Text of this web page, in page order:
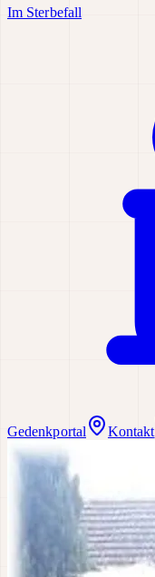
Im Sterbefall
Gedenkportal Kontakt